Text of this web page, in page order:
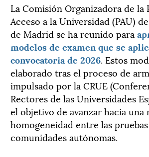
La Comisión Organizadora de la
Acceso a la Universidad (PAU)
de Madrid se ha reunido para
modelos de examen que se
convocatoria de 2026. Estos
elaborado tras el proceso de
impulsado por la CRUE
Rectores de las Universidades
el objetivo de avanzar hacia una
homogeneidad entre las
comunidades autónomas.